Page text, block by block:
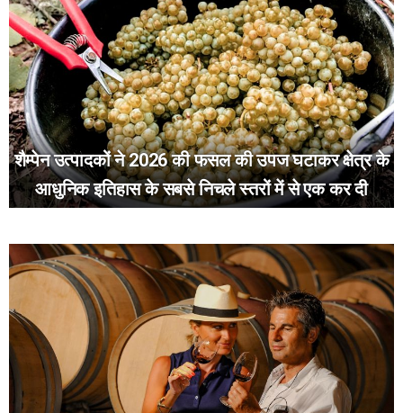
शैम्पेन उत्पादकों ने 2026 की फसल की उपज घटाकर क्षेत्र के
आधुनिक इतिहास के सबसे निचले स्तरों में से एक कर दी